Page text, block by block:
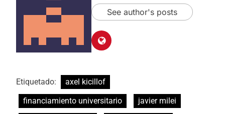
See author's posts
Etiquetado:
axel kicillof
financiamiento universitario
javier milei